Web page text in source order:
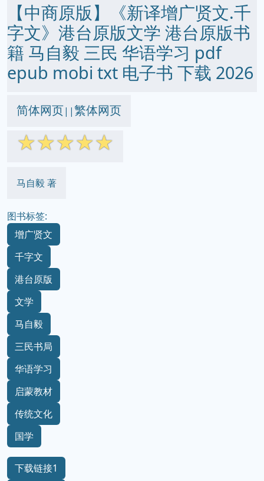
【中商原版】《新译增广贤文.千
字文》港台原版文学 港台原版书
籍 马自毅 三民 华语学习 pdf
epub mobi txt 电子书 下载 2026
简体网页||繁体网页
☆☆☆☆☆
马自毅 著
图书标签:
增广贤文
千字文
港台原版
文学
马自毅
三民书局
华语学习
启蒙教材
传统文化
国学
下载链接1